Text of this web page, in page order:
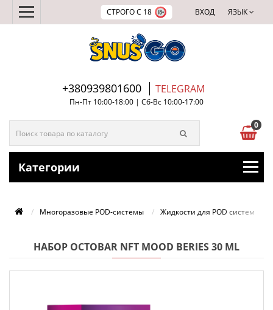
СТРОГО С 18 ЯЗЫК
ВХОД
+380939801600 TELEGRAM
Пн-Пт 10:00-18:00 | Сб-Вс 10:00-17:00
0
Категории
Многоразовые POD-системы Жидкости для POD систем
НАБОР OCTOBAR NFT MOOD BERIES 30 ML